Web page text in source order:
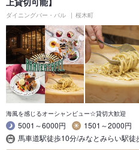
ダイニングバー・バル 桜木町
海風を感じるオーシャンビュー☆貸切大歓迎
5001～6000円
1501～2000円
馬車道駅徒歩10分/みなとみらい駅徒